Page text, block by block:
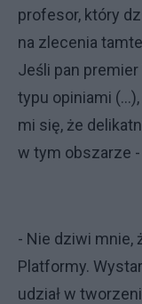
profesor, który
na zlecenia
Jeśli pan
typu opiniami
mi się, że
w tym obszarze -
- Nie dziwi mnie,
Platformy.
udział w